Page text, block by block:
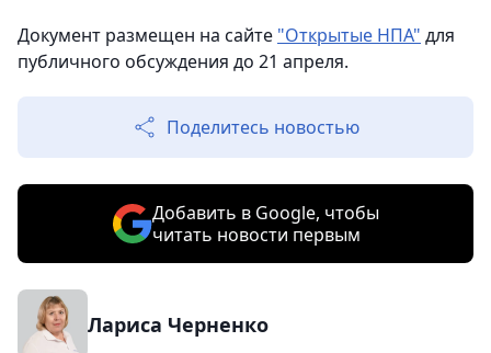
Документ размещен на сайте "Открытые НПА" для
публичного обсуждения до 21 апреля.
Поделитесь новостью
Добавить в Google, чтобы
читать новости первым
Лариса Черненко